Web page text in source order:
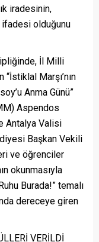
iradesinin,
ifadesi olduğunu
İl Milli
Marşı’nın
Anma Günü”
Aspendos
Antalya Valisi
Başkan Vekili
ve öğrenciler
okunmasıyla
Burada!” temalı
dereceye giren
VERİLDİ